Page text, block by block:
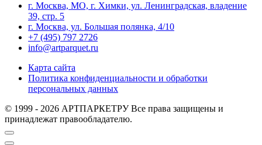
г. Москва, МО, г. Химки, ул. Ленинградская, владение
39, стр. 5
г. Москва, ул. Большая полянка, 4/10
+7 (495) 797 2726
info@artparquet.ru
Карта сайта
Политика конфиденциальности и обработки
персональных данных
© 1999 - 2026 АРТПАРКЕТРУ Все права защищены и
принадлежат правообладателю.